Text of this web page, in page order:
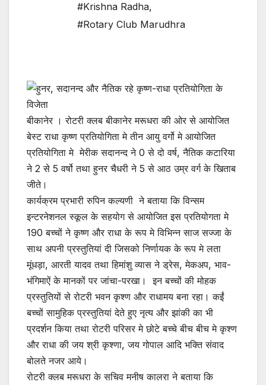
#Krishna Radha,
#Rotary Club Marudhra
बीकानेर । रोटरी क्लब बीकानेर मरूधरा की ओर से आयोजित
बेस्ट राधा कृष्ण प्रतियोगिता मे तीन आयु वर्गो मे आयोजित
प्रतियोगिता मे मेरीक सदानन्द ने 0 से दो वर्ष, नैतिक कटारिया
ने 2 से 5 वर्षो तथा हुनर चैधरी ने 5 से आठ उम्र वर्ग के खिताब
जीते।
कार्यक्रम प्रभारी रुपिन कल्यणी ने बताया कि विन्सम
इन्टरनेशनल स्कूल के सहयोग से आयोजित इस प्रतियोगता मे
190 बच्चों ने कृष्ण और राधा के रूप मे विभिन्न साज सज्जा के
साथ अपनी प्रस्तुतियां दी जिसको निर्णायक के रूप मे लता
मूंधड़ा, आरती यादव तथा हिमांशु व्यास ने ड्रेस, मेकअप, भाव-
भंगिमाऐं के मानकों पर जांचा-परखा। इन बच्चों की मोहक
प्रस्तुतियों से रोटरी भवन कृश्ण और राधामय बना रहा। कईं
बच्चों सामुहिक प्रस्तुतियां देते हुए नृत्य और झांकी का भी
प्रदर्शन किया तथा रोटरी परिसर मे छोटे बच्चे बीच बीच मे कृश्ण
और राधा की जय श्री कृश्णा, जय गोपाल आदि भक्ति संवाद
बोलते नजर आये।
रोटरी क्लब मरूधरा के सचिव मनीष कालरा ने बताया कि